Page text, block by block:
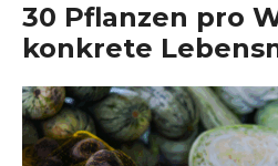
30 Pflanzen pro
konkrete